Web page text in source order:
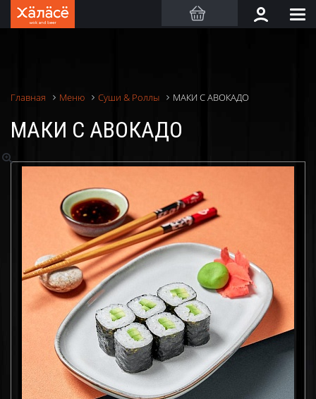
Главная Меню Суши & Роллы МАКИ С АВОКАДО
МАКИ С АВОКАДО